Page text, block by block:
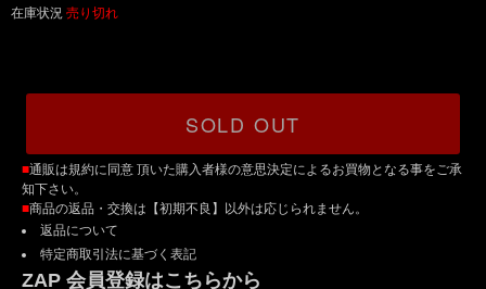
在庫状況 売り切れ
SOLD OUT
■通販は規約に同意 頂いた購入者様の意思決定によるお買物となる事をご承
知下さい。
■商品の返品・交換は【初期不良】以外は応じられません。
返品について
特定商取引法に基づく表記
ZAP 会員登録はこちらから